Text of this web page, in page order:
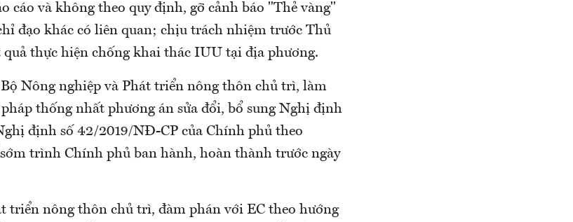
cáo và không theo quy định, gỡ cảnh báo "Thẻ vàng"
đạo khác có liên quan; chịu trách nhiệm trước Thủ
thực hiện chống khai thác IUU tại địa phương.
Nông nghiệp và Phát triển nông thôn chủ trì, làm
thống nhất phương án sửa đổi, bổ sung Nghị định
định số 42/2019/NĐ-CP của Chính phủ theo
trình Chính phủ ban hành, hoàn thành trước ngày
triển nông thôn chủ trì, đàm phán với EC theo hướng